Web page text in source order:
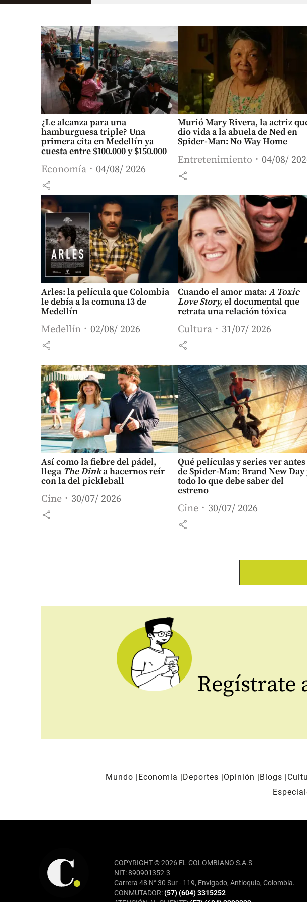
¿Le alcanza para una
hamburguesa triple? Una
primera cita en Medellín ya
cuesta entre $100.000 y $150.000
Economía 04/08/ 2026
share
Murió Mary Rivera, la actriz
dio vida a la abuela de Ned en
Spider-Man: No Way Home
Entretenimiento 04/08/
share
Arles: la película que Colombia
le debía a la comuna 13 de
Medellín
Medellín 02/08/ 2026
share
Cuando el amor mata:A Toxic
Love Story,el documental que
retrata una relación tóxica
Cultura 31/07/ 2026
share
Así como la fiebre del pádel,
llega The Dinka hacernos reír
con la del pickleball
Cine 30/07/ 2026
share
Qué películas y series ver antes
de Spider-Man: Brand New Day
todo lo que debe saber del
estreno
Cine 30/07/ 2026
share
Regístrate
Mundo Economía Deportes Opinión Blogs
COPYRIGHT © 2026 EL COLOMBIANO S.A.S
NIT: 890901352-3
Carrera 48 N° 30 Sur - 119, Envigado, Antioquia, Colombia.
CONMUTADOR:(57) (604) 3315252